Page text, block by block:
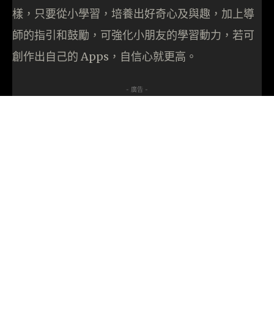
樣，只要從小學習，培養出好奇心及與趣，加上導
師的指引和鼓勵，可強化小朋友的學習動力，若可
創作出自己的 Apps，自信心就更高。
- 廣告 -